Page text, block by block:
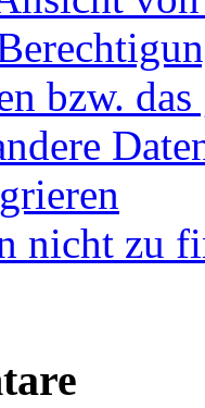
bzw.
nicht zu